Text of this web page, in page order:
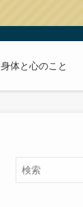
身体と心のこと